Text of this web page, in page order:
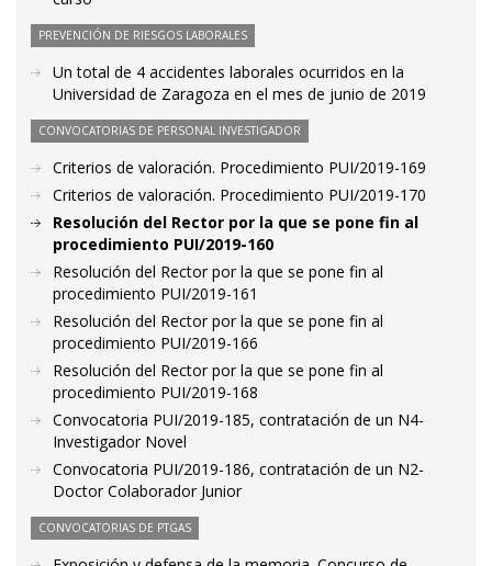
PREVENCIÓN DE RIESGOS LABORALES
Un total de 4 accidentes laborales ocurridos en la
Universidad de Zaragoza en el mes de junio de 2019
CONVOCATORIAS DE PERSONAL INVESTIGADOR
Criterios de valoración. Procedimiento PUI/2019-169
Criterios de valoración. Procedimiento PUI/2019-170
Resolución del Rector por la que se pone fin al
procedimiento PUI/2019-160
Resolución del Rector por la que se pone fin al
procedimiento PUI/2019-161
Resolución del Rector por la que se pone fin al
procedimiento PUI/2019-166
Resolución del Rector por la que se pone fin al
procedimiento PUI/2019-168
Convocatoria PUI/2019-185, contratación de un N4-
Investigador Novel
Convocatoria PUI/2019-186, contratación de un N2-
Doctor Colaborador Junior
CONVOCATORIAS DE PTGAS